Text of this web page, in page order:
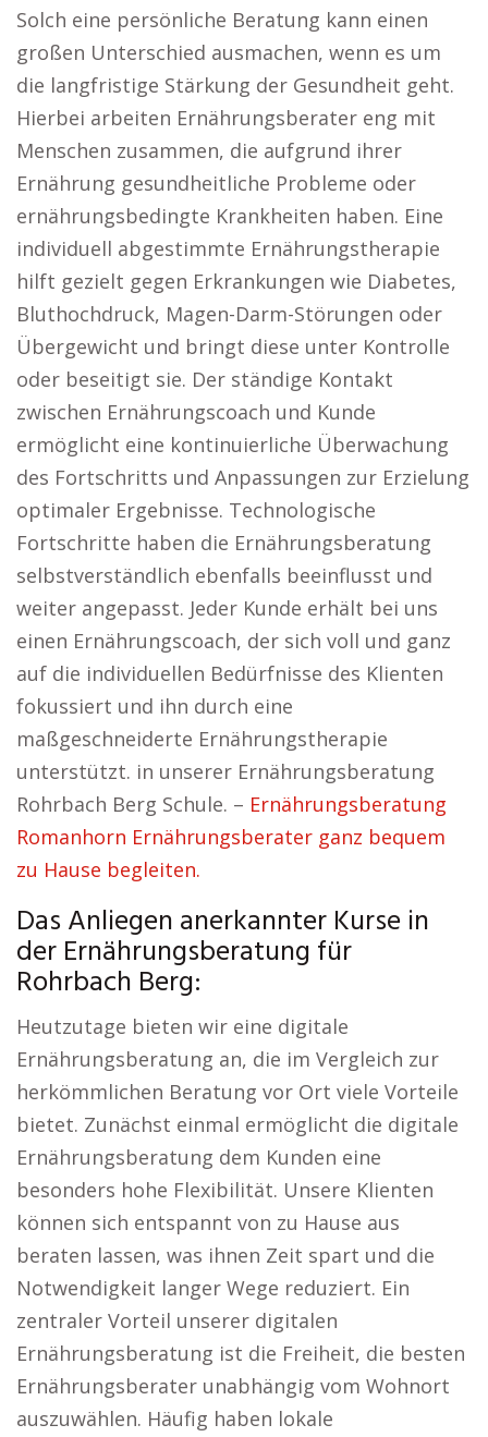
Solch eine persönliche Beratung kann einen
großen Unterschied ausmachen, wenn es um
die langfristige Stärkung der Gesundheit geht.
Hierbei arbeiten Ernährungsberater eng mit
Menschen zusammen, die aufgrund ihrer
Ernährung gesundheitliche Probleme oder
ernährungsbedingte Krankheiten haben. Eine
individuell abgestimmte Ernährungstherapie
hilft gezielt gegen Erkrankungen wie Diabetes,
Bluthochdruck, Magen-Darm-Störungen oder
Übergewicht und bringt diese unter Kontrolle
oder beseitigt sie. Der ständige Kontakt
zwischen Ernährungscoach und Kunde
ermöglicht eine kontinuierliche Überwachung
des Fortschritts und Anpassungen zur Erzielung
optimaler Ergebnisse. Technologische
Fortschritte haben die Ernährungsberatung
selbstverständlich ebenfalls beeinflusst und
weiter angepasst. Jeder Kunde erhält bei uns
einen Ernährungscoach, der sich voll und ganz
auf die individuellen Bedürfnisse des Klienten
fokussiert und ihn durch eine
maßgeschneiderte Ernährungstherapie
unterstützt. in unserer Ernährungsberatung
Rohrbach Berg Schule. – Ernährungsberatung
Romanhorn Ernährungsberater ganz bequem
zu Hause begleiten.
Das Anliegen anerkannter Kurse in
der Ernährungsberatung für
Rohrbach Berg:
Heutzutage bieten wir eine digitale
Ernährungsberatung an, die im Vergleich zur
herkömmlichen Beratung vor Ort viele Vorteile
bietet. Zunächst einmal ermöglicht die digitale
Ernährungsberatung dem Kunden eine
besonders hohe Flexibilität. Unsere Klienten
können sich entspannt von zu Hause aus
beraten lassen, was ihnen Zeit spart und die
Notwendigkeit langer Wege reduziert. Ein
zentraler Vorteil unserer digitalen
Ernährungsberatung ist die Freiheit, die besten
Ernährungsberater unabhängig vom Wohnort
auszuwählen. Häufig haben lokale